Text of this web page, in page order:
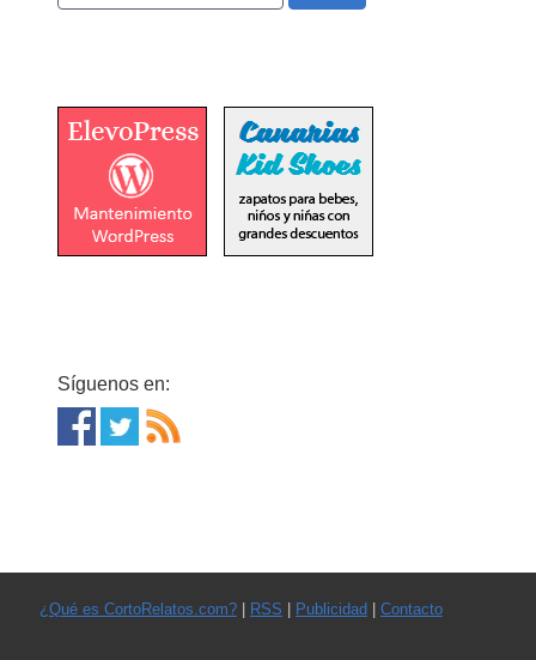
Síguenos en:
¿Qué es CortoRelatos.com?| RSS Publicidad Contacto